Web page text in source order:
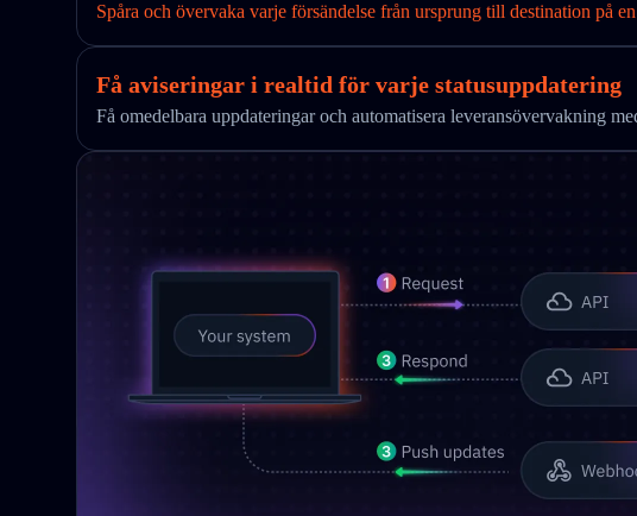
Spåra och övervaka varje försändelse från ursprung till destination på
Få aviseringar i realtid för varje statusuppdatering
Få omedelbara uppdateringar och automatisera leveransövervakning